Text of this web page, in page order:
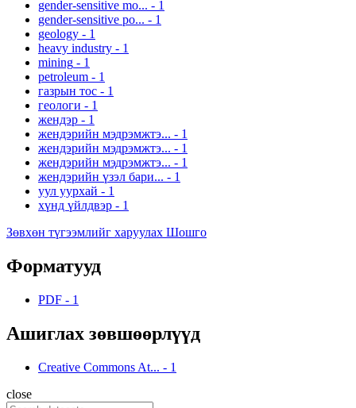
gender-sensitive mo... - 1
gender-sensitive po... - 1
geology - 1
heavy industry - 1
mining - 1
petroleum - 1
газрын тос - 1
геологи - 1
жендэр - 1
жендэрийн мэдрэмжтэ... - 1
жендэрийн мэдрэмжтэ... - 1
жендэрийн мэдрэмжтэ... - 1
жендэрийн үзэл бари... - 1
уул уурхай - 1
хүнд үйлдвэр - 1
Зөвхөн түгээмлийг харуулах Шошго
Форматууд
PDF - 1
Ашиглах зөвшөөрлүүд
Creative Commons At... - 1
close